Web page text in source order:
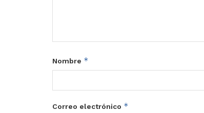
Nombre *
Correo electrónico *